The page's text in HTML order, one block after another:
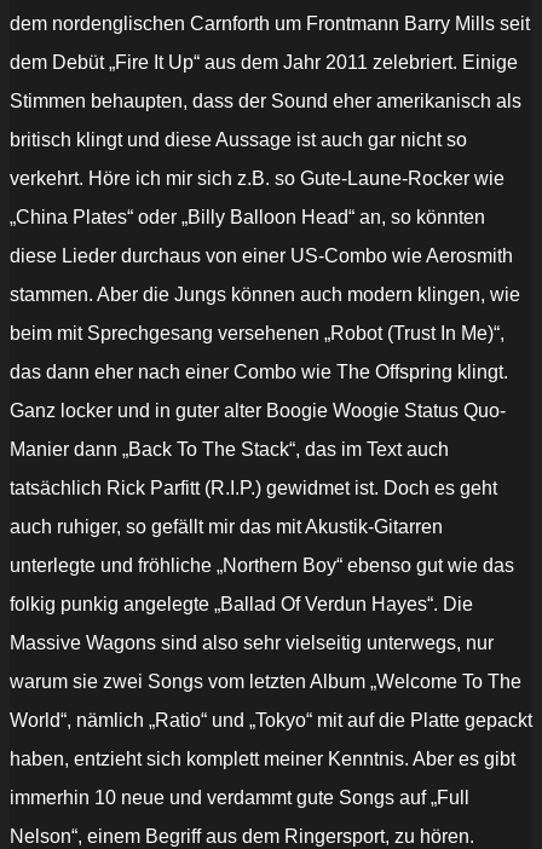
dem nordenglischen Carnforth um Frontmann Barry Mills seit
dem Debüt „Fire It Up“ aus dem Jahr 2011 zelebriert. Einige
Stimmen behaupten, dass der Sound eher amerikanisch als
britisch klingt und diese Aussage ist auch gar nicht so
verkehrt. Höre ich mir sich z.B. so Gute-Laune-Rocker wie
„China Plates“ oder „Billy Balloon Head“ an, so könnten
diese Lieder durchaus von einer US-Combo wie Aerosmith
stammen. Aber die Jungs können auch modern klingen, wie
beim mit Sprechgesang versehenen „Robot (Trust In Me)“,
das dann eher nach einer Combo wie The Offspring klingt.
Ganz locker und in guter alter Boogie Woogie Status Quo-
Manier dann „Back To The Stack“, das im Text auch
tatsächlich Rick Parfitt (R.I.P.) gewidmet ist. Doch es geht
auch ruhiger, so gefällt mir das mit Akustik-Gitarren
unterlegte und fröhliche „Northern Boy“ ebenso gut wie das
folkig punkig angelegte „Ballad Of Verdun Hayes“. Die
Massive Wagons sind also sehr vielseitig unterwegs, nur
warum sie zwei Songs vom letzten Album „Welcome To The
World“, nämlich „Ratio“ und „Tokyo“ mit auf die Platte gepackt
haben, entzieht sich komplett meiner Kenntnis. Aber es gibt
immerhin 10 neue und verdammt gute Songs auf „Full
Nelson“, einem Begriff aus dem Ringersport, zu hören.